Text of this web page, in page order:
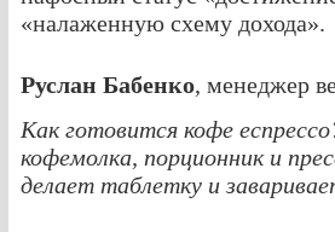
«налаженную схему дохода».
Руслан Бабенко, менеджер
Как готовится кофе
кофемолка, порционник и
делает таблетку и